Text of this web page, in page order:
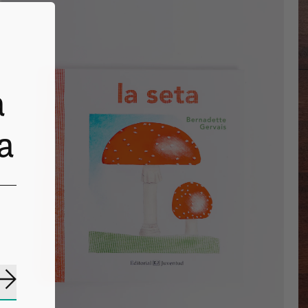
Suscribirse